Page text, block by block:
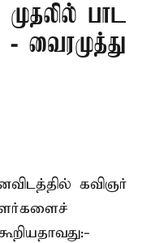
பாட
வைரமுத்து
கவிஞர்